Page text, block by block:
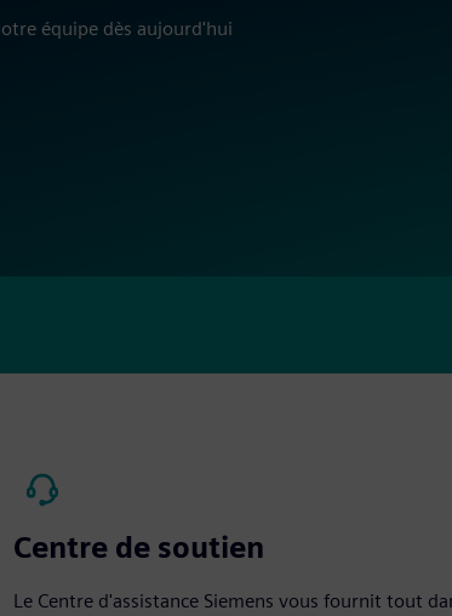
équipe dès aujourd'hui
Centre de soutien
Le Centre d'assistance Siemens vous fournit tout